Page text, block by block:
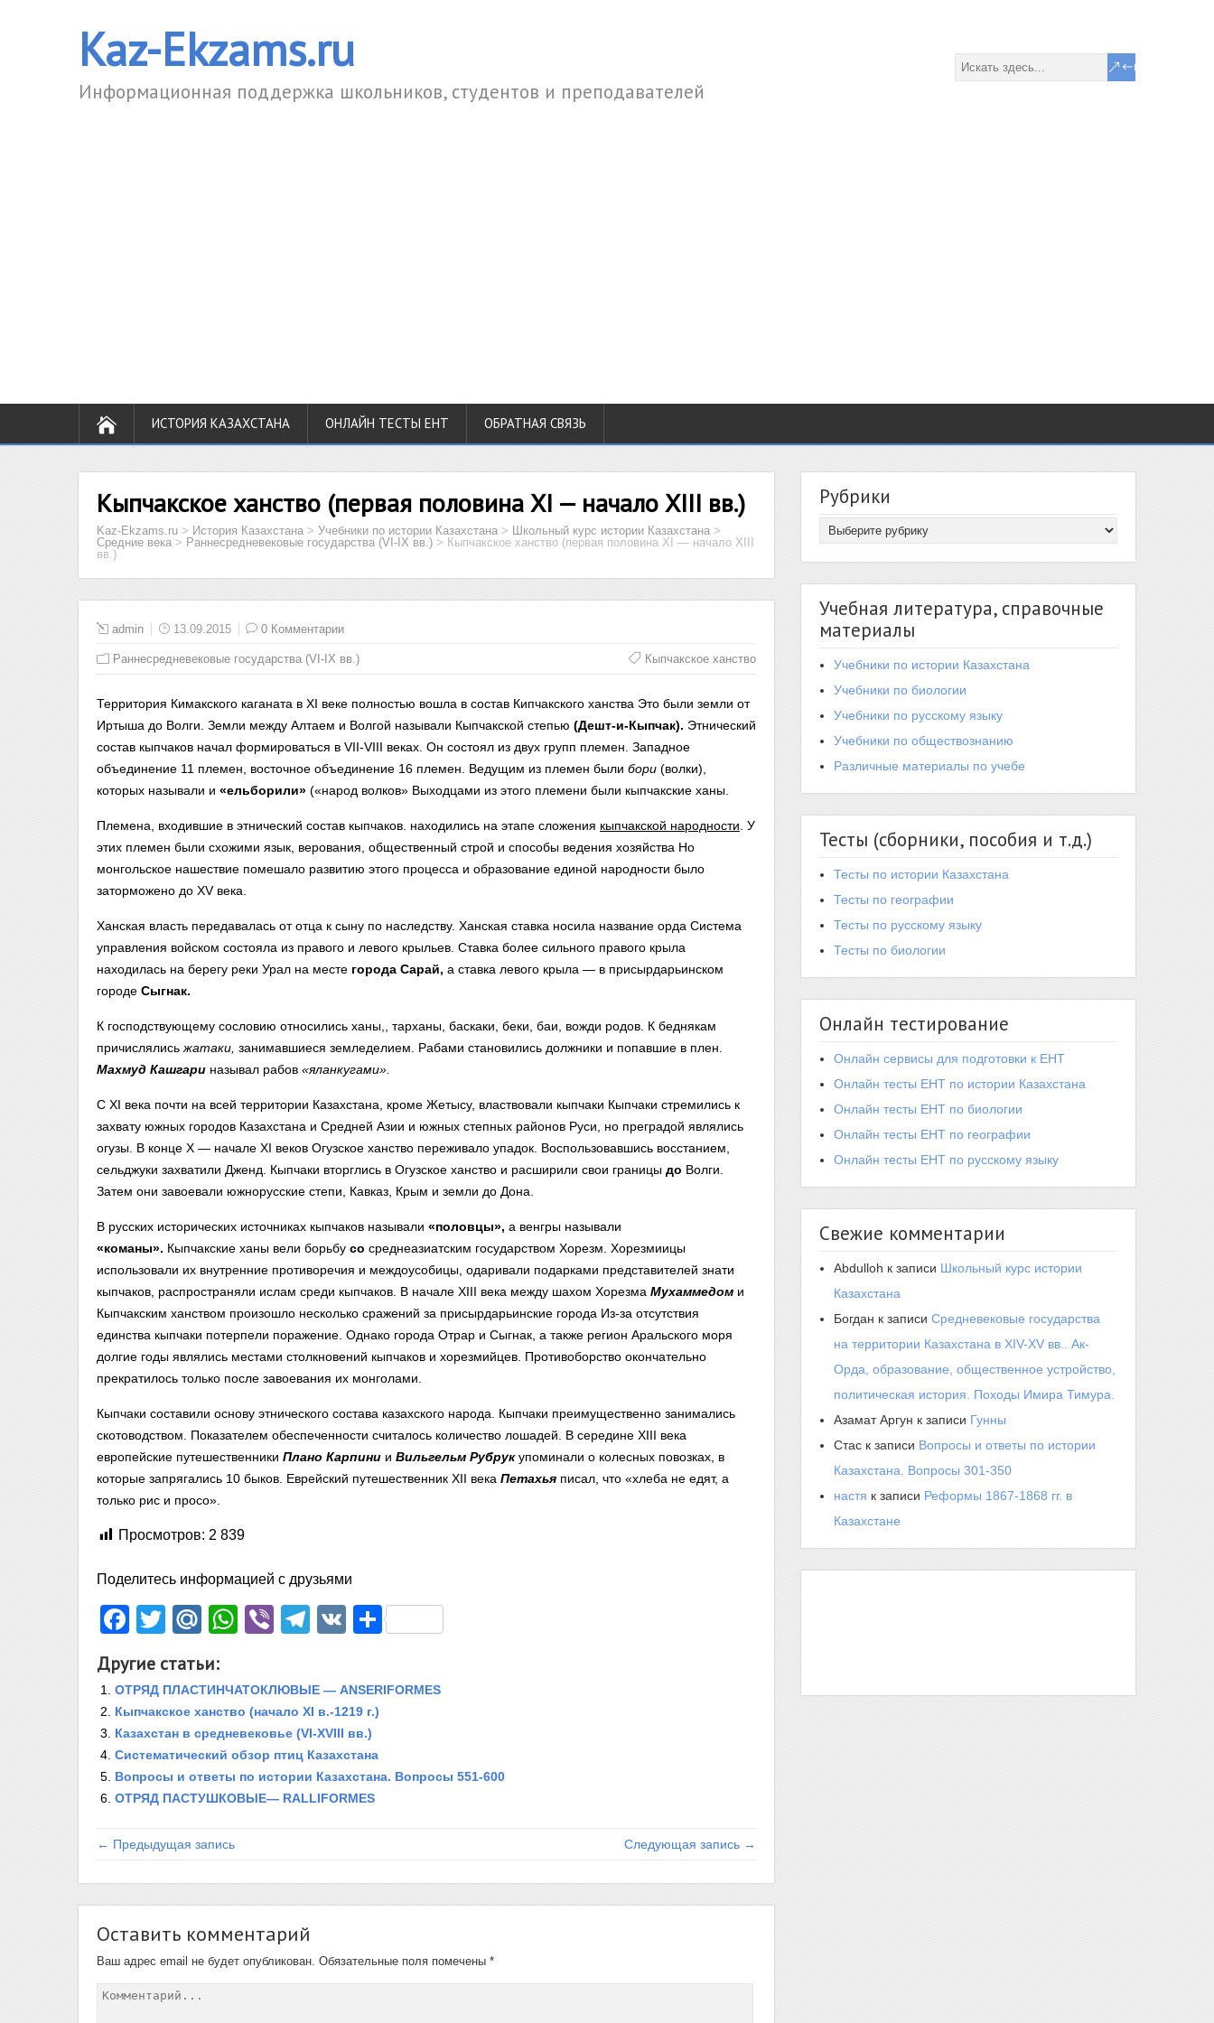
Kaz-Ekzams.ru
Информационная поддержка школьников, студентов и преподавателей
ИСТОРИЯ КАЗАХСТАНА ОНЛАЙН ТЕСТЫ ЕНТ ОБРАТНАЯ СВЯЗЬ
Кыпчакское ханство (первая половина XI — начало ХIII вв.)
Kaz-Ekzams.ru > История Казахстана > Учебники по истории Казахстана > Школьный курс истории Казахстана >
Средние века > Раннесредневековые государства (VI-IX вв.) > Кыпчакское ханство (первая половина XI — начало ХIII
вв.)
admin 13.09.2015 0 Комментарии
Раннесредневековые государства (VI-IX вв.) Кыпчакское ханство
Территория Кимакского каганата в XI веке полностью вошла в состав Кипчакского ханства Это были земли от
Иртыша до Волги. Земли между Алтаем и Волгой называли Кыпчакской степью (Дешт-и-Кыпчак). Этнический
состав кыпчаков начал формироваться в VII-VIII веках. Он состоял из двух групп племен. Западное
объединение 11 племен, восточное объединение 16 племен. Ведущим из племен были бори (волки),
которых называли и «ельборили» («народ волков» Выходцами из этого племени были кыпчакские ханы.
Племена, входившие в этнический состав кыпчаков. находились на этапе сложения кыпчакской народности . У
этих племен были схожими язык, верования, общественный строй и способы ведения хозяйства Но
монгольское нашествие помешало развитию этого процесса и образование единой народности было
заторможено до XV века.
Ханская власть передавалась от отца к сыну по наследству. Ханская ставка носила название орда Система
управления войском состояла из правого и левого крыльев. Ставка более сильного правого крыла
находилась на берегу реки Урал на месте города Сарай, а ставка левого крыла — в присырдарьинском
городе Сыгнак.
К господствующему сословию относились ханы,, тарханы, баскаки, беки, баи, вожди родов. К беднякам
причислялись жатаки, занимавшиеся земледелием. Рабами становились должники и попавшие в плен.
Махмуд Кашгари называл рабов «яланкугами».
С XI века почти на всей территории Казахстана, кроме Жетысу, властвовали кыпчаки Кыпчаки стремились к
захвату южных городов Казахстана и Средней Азии и южных степных районов Руси, но преградой являлись
огузы. В конце X — начале XI веков Огузское ханство переживало упадок. Воспользовавшись восстанием,
сельджуки захватили Дженд. Кыпчаки вторглись в Огузское ханство и расширили свои границы до Волги.
Затем они завоевали южнорусские степи, Кавказ, Крым и земли до Дона.
В русских исторических источниках кыпчаков называли «половцы», а венгры называли
«команы». Кыпчакские ханы вели борьбу со среднеазиатским государством Хорезм. Хорезмиицы
использовали их внутренние противоречия и междоусобицы, одаривали подарками представителей знати
кыпчаков, распространяли ислам среди кыпчаков. В начале ХIII века между шахом Хорезма Мухаммедом и
Кыпчакским ханством произошло несколько сражений за присырдарьинские города Из-за отсутствия
единства кыпчаки потерпели поражение. Однако города Отрар и Сыгнак, а также регион Аральского моря
долгие годы являлись местами столкновений кыпчаков и хорезмийцев. Противоборство окончательно
прекратилось только после завоевания их монголами.
Кыпчаки составили основу этнического состава казахского народа. Кыпчаки преимущественно занимались
скотоводством. Показателем обеспеченности считалось количество лошадей. В середине XIII века
европейские путешественники Плано Карпини и Вильгельм Рубрукупоминали о колесных повозках, в
которые запрягались 10 быков. Еврейский путешественник XII века Петахья писал, что «хлеба не едят, а
только рис и просо».
Просмотров: 2 839
Поделитесь информацией с друзьями
Facebook
TwitterMail.Ru
WhatsApp
ViberTelegram
VK Отправить
Другие статьи:
ОТРЯД ПЛАСТИНЧАТОКЛЮВЫЕ — ANSERIFORMES
Кыпчакское ханство (начало XI в.-1219 г.)
Казахстан в средневековье (VI-XVIII вв.)
Систематический обзор птиц Казахстана
Вопросы и ответы по истории Казахстана. Вопросы 551-600
ОТРЯД ПАСТУШКОВЫЕ— RALLIFORMES
← Предыдущая запись Следующая запись →
Оставить комментарий
Ваш адрес email не будет опубликован. Обязательные поля помечены *
Рубрики
Учебная литература, справочные
материалы
Учебники по истории Казахстана
Учебники по биологии
Учебники по русскому языку
Учебники по обществознанию
Различные материалы по учебе
Тесты (сборники, пособия и т.д.)
Тесты по истории Казахстана
Тесты по географии
Тесты по русскому языку
Тесты по биологии
Онлайн тестирование
Онлайн сервисы для подготовки к ЕНТ
Онлайн тесты ЕНТ по истории Казахстана
Онлайн тесты ЕНТ по биологии
Онлайн тесты ЕНТ по географии
Онлайн тесты ЕНТ по русскому языку
Свежие комментарии
Abdulloh к записи Школьный курс истории
Казахстана
Богдан к записи Средневековые государства
на территории Казахстана в XIV-XV вв.. Ак-
Орда, образование, общественное устройство,
политическая история. Походы Имира Тимура.
Азамат Аргун к записи Гунны
Стас к записи Вопросы и ответы по истории
Казахстана. Вопросы 301-350
настя к записи Реформы 1867-1868 гг. в
Казахстане